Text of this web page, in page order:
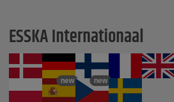
ESSKA Internationaal
new new